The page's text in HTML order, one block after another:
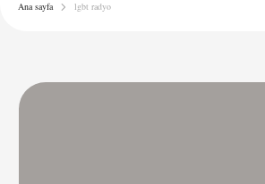
Ana sayfa lgbt radyo